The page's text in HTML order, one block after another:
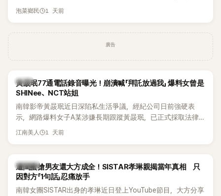
獲選為第三首翻唱歌曲的主唱，並於近期完成錄音。
泡菜鄉民 1 天前
廣告
韓星
黃晸珉77通電話錄音曝光！崩潰喊「拜託放過我」 爆料女曾是
SHINee、NCT站姐
南韓影帝黃晸珉近日深陷私生活爭議，經紀公司日前強硬表
示，網路爆料女子A某涉嫌長期跟蹤黃晸珉，已正式採取法律
行動。不過，A並未停止發聲，持續透過社群平台公開爆料，反
的錄音內容，而A也首度承認自己過去曾是SHINee、NCT等偶
像團體的「站姐」，事件持續延燒。
江南美人 1 天前
K-POP
遭閨蜜搶男友還大方成全！SISTAR孝琳親揭當年真相 只
因對方「1句話」忍痛放手
南韓女團SISTAR出身的孝琳近日登上YouTube節目，大方分享